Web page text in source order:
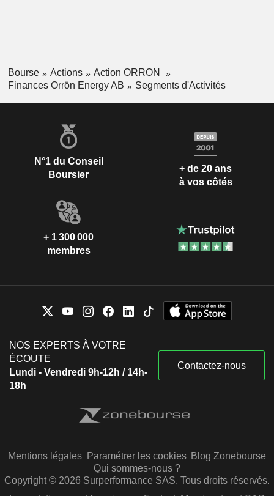
Bourse Actions
Action ORRON
Finances Orrön Energy AB
Segments d'Activités
N°1 du Conseil
Boursier
+ de 20 ans
à vos côtés
+ 1 300 000
membres
NOS EXPERTS À VOTRE
ÉCOUTE
Lundi - Vendredi 9h-12h / 14h-
18h
Contactez-nous
Mentions légales Paramétrer les cookies Blog Zonebourse
Qui sommes-nous ?
Copyright © 2026 Surperformance SAS. Tous droits réservés.